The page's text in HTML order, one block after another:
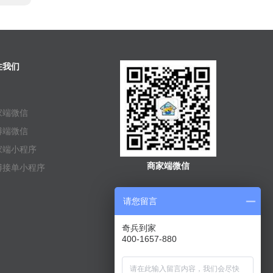
我们
端微信
端微信
端小程序
接单小程序
商家端微信
请您留言
奇兵到家
400-1657-880